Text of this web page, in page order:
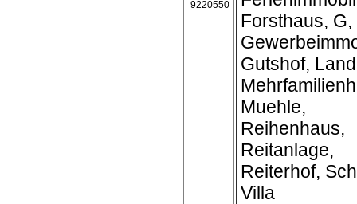
9220550
Forsthaus, G,
Gutshof,
Muehle,
Reihenhaus,
Reitanlage,
Reiterhof,
Villa